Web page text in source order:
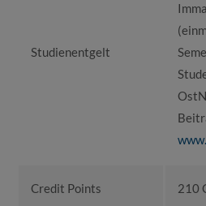
Studienentgelt
Credit Points 210